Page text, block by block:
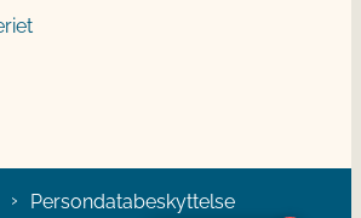
Persondatabeskyttelse